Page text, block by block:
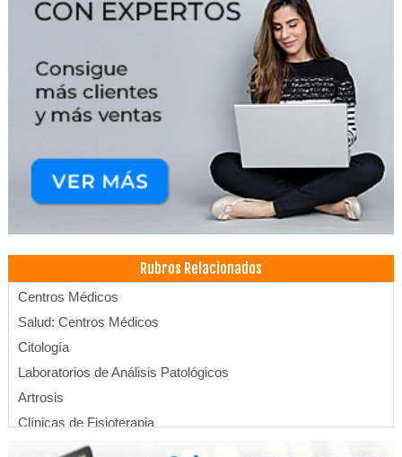
Rubros Relacionados
Centros Médicos
Salud: Centros Médicos
Citología
Laboratorios de Análisis Patológicos
Artrosis
Clínicas de Fisioterapia
Centro Médico de Estética